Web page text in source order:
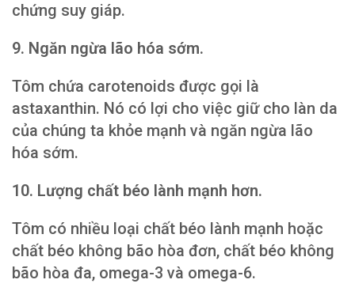
chứng suy giáp.
9. Ngăn ngừa lão hóa sớm.
Tôm chứa carotenoids được gọi là
astaxanthin. Nó có lợi cho việc giữ cho làn da
của chúng ta khỏe mạnh và ngăn ngừa lão
hóa sớm.
10. Lượng chất béo lành mạnh hơn.
Tôm có nhiều loại chất béo lành mạnh hoặc
chất béo không bão hòa đơn, chất béo không
bão hòa đa, omega-3 và omega-6.